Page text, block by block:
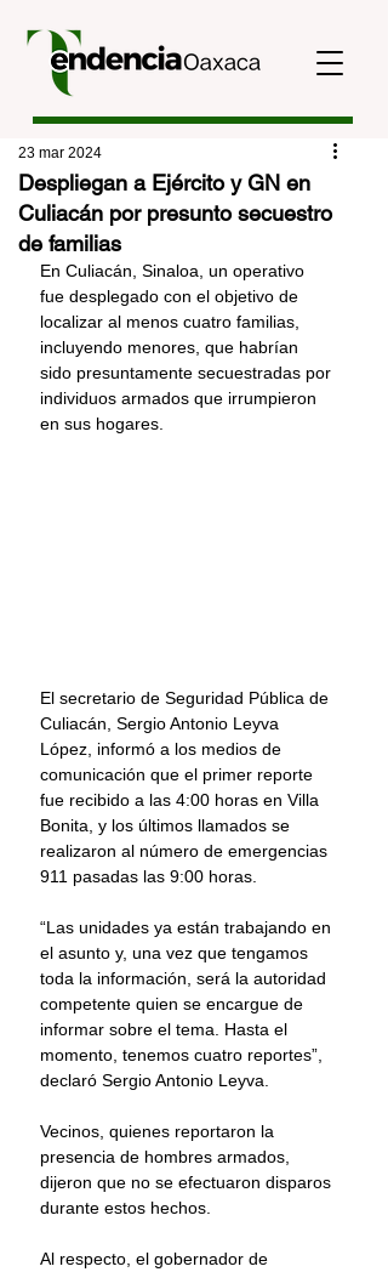
Despliegan a Ejército y GN en
Culiacán por presunto secuestro
de familias
23 mar 2024
En Culiacán, Sinaloa, un operativo
fue desplegado con el objetivo de
localizar al menos cuatro familias,
incluyendo menores, que habrían
sido presuntamente secuestradas por
individuos armados que irrumpieron
en sus hogares.
El secretario de Seguridad Pública de
Culiacán, Sergio Antonio Leyva
López, informó a los medios de
comunicación que el primer reporte
fue recibido a las 4:00 horas en Villa
Bonita, y los últimos llamados se
realizaron al número de emergencias
911 pasadas las 9:00 horas.
“Las unidades ya están trabajando en
el asunto y, una vez que tengamos
toda la información, será la autoridad
competente quien se encargue de
informar sobre el tema. Hasta el
momento, tenemos cuatro reportes”,
declaró Sergio Antonio Leyva.
Vecinos, quienes reportaron la
presencia de hombres armados,
dijeron que no se efectuaron disparos
durante estos hechos.
Al respecto, el gobernador de